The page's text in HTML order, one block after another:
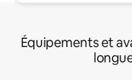
Équipements et